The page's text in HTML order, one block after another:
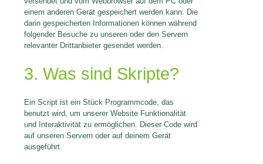
einem anderen Gerät gespeichert werden kann. Die
darin gespeicherten Informationen können während
folgender Besuche zu unseren oder den Servern
relevanter Drittanbieter gesendet werden.
3. Was sind Skripte?
Ein Script ist ein Stück Programmcode, das
benutzt wird, um unserer Website Funktionalität
und Interaktivität zu ermöglichen. Dieser Code wird
auf unseren Servern oder auf deinem Gerät
ausgeführt.